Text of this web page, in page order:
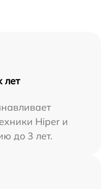
лет
Hiper и
до 3 лет.